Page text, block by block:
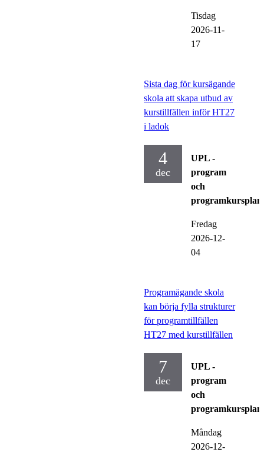
Tisdag
2026-11-
17
Sista dag för kursägande
skola att skapa utbud av
kurstillfällen inför HT27
i ladok
4
dec
UPL -
program
och
Fredag
2026-12-
04
Programägande skola
kan börja fylla strukturer
för programtillfällen
HT27 med kurstillfällen
7
dec
UPL -
program
och
Måndag
2026-12-